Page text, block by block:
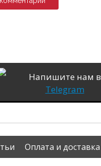
Напишите нам в
Telegram
Оплата и доставка